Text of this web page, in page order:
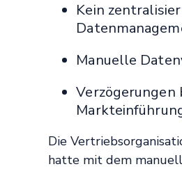
Kein
Manuelle
Verzögerungen
Die
hatte mit dem